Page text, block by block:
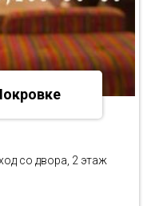
со двора, 2 этаж